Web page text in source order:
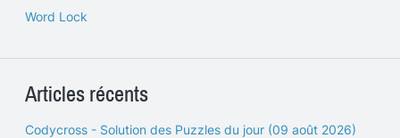
Word Lock
Articles récents
Codycross - Solution des Puzzles du jour (09 août 2026)